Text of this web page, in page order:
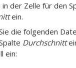
in der Zelle für den
ein.
die folgenden
Durchschnitt
ein: